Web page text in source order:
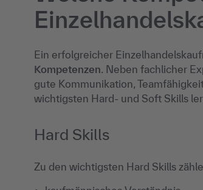
Ein erfolgreicher
Kompetenzen. Neben fachlicher
gute Kommunikation,
wichtigsten Hard- und Soft Skills
Hard Skills
Zu den wichtigsten Hard Skills